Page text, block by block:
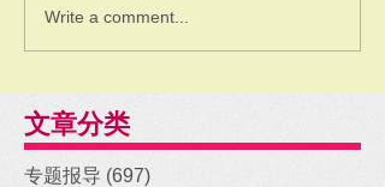
Write a comment...
文章分类
专题报导 (697)